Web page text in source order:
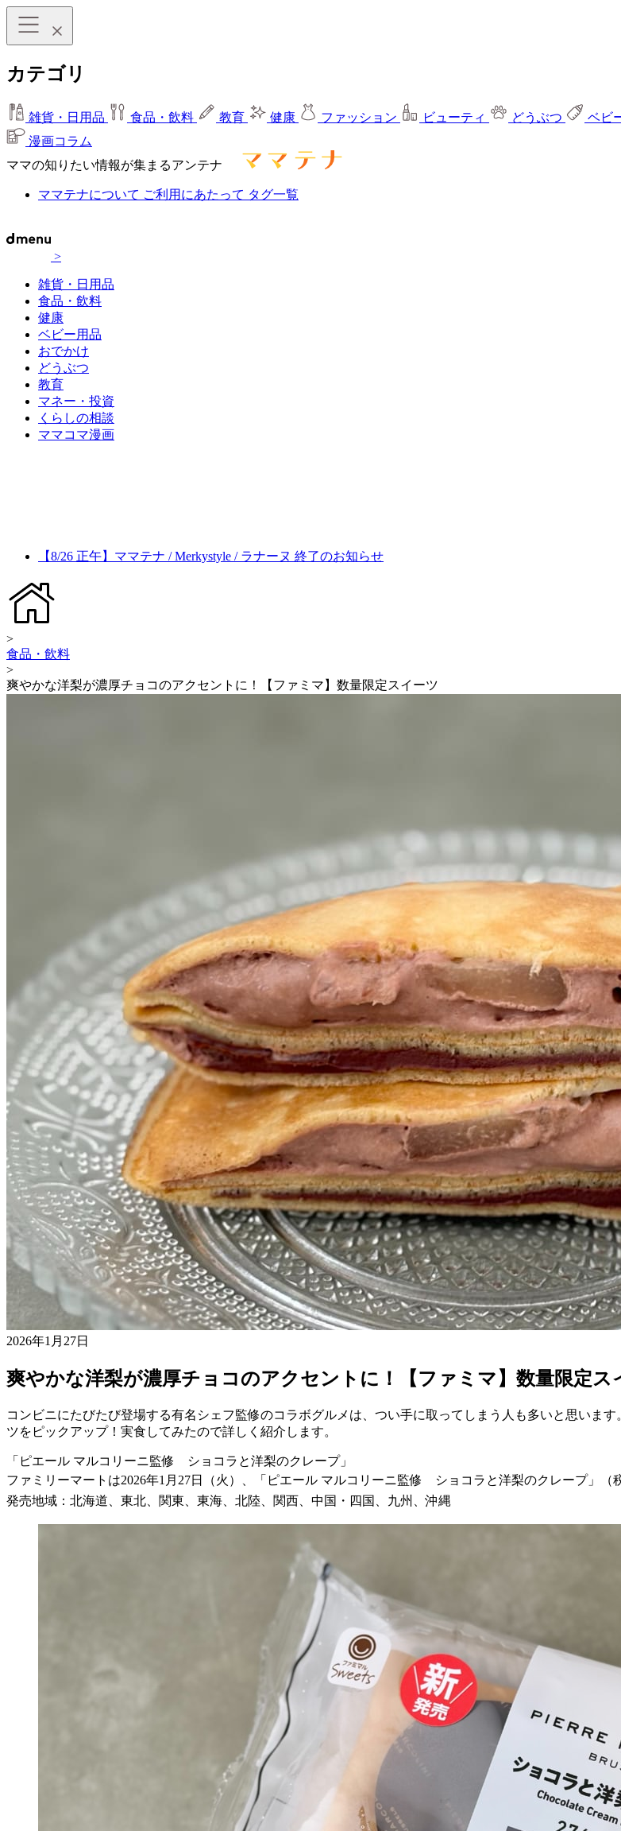
カテゴリ
雑貨・日用品 食品・飲料 教育 健康 ファッション ビューティ どうぶつ ベビ
漫画コラム
ママの知りたい情報が集まるアンテナ
ママテナについて ご利用にあたって タグ一覧
>
雑貨・日用品
食品・飲料
健康
ベビー用品
おでかけ
どうぶつ
教育
マネー・投資
くらしの相談
ママコマ漫画
【8/26 正午】ママテナ / Merkystyle / ラナーヌ 終了のお知らせ
>
食品・飲料
>
爽やかな洋梨が濃厚チョコのアクセントに！【ファミマ】数量限定スイーツ
2026年1月27日
爽やかな洋梨が濃厚チョコのアクセントに！【ファミマ】数量限定ス
コンビニにたびたび登場する有名シェフ監修のコラボグルメは、つい手に取ってしまう人も多いと思いま
ツをピックアップ！実食してみたので詳しく紹介します。
「ピエール マルコリーニ監修 ショコラと洋梨のクレープ」
ファミリーマートは2026年1月27日（火）、「ピエール マルコリーニ監修 ショコラと洋梨のクレープ」（
発売地域：北海道、東北、関東、東海、北陸、関西、中国・四国、九州、沖縄